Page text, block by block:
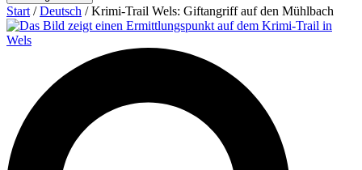
Start/Deutsch / Krimi-Trail Wels: Giftangriff auf den Mühlbach